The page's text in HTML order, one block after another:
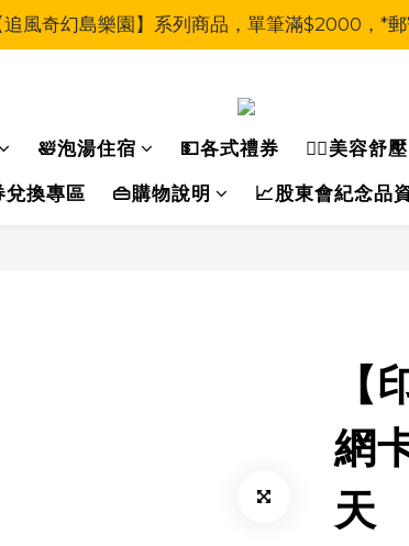
追風奇幻島樂園】系列商品，單筆滿$2000，*
🛀泡湯住宿 💵各式禮券 🧖‍♀美容舒壓
兌換專區 👜購物說明 📈股東會紀念品
網
天